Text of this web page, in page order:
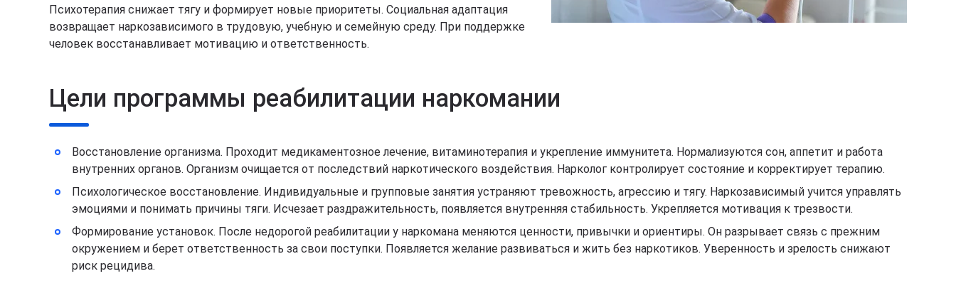
Психотерапия снижает тягу и формирует новые приоритеты. Социальная адаптация
возвращает наркозависимого в трудовую, учебную и семейную среду. При поддержке
человек восстанавливает мотивацию и ответственность.
Цели программы реабилитации наркомании
Восстановление организма. Проходит медикаментозное лечение, витаминотерапия и укрепление иммунитета. Нормализуются сон, аппетит и работа
внутренних органов. Организм очищается от последствий наркотического воздействия. Нарколог контролирует состояние и корректирует терапию.
Психологическое восстановление. Индивидуальные и групповые занятия устраняют тревожность, агрессию и тягу. Наркозависимый учится управлять
эмоциями и понимать причины тяги. Исчезает раздражительность, появляется внутренняя стабильность. Укрепляется мотивация к трезвости.
Формирование установок. После недорогой реабилитации у наркомана меняются ценности, привычки и ориентиры. Он разрывает связь с прежним
окружением и берет ответственность за свои поступки. Появляется желание развиваться и жить без наркотиков. Уверенность и зрелость снижают
риск рецидива.